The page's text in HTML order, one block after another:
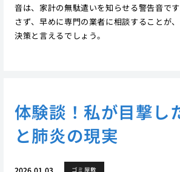
音は、家計の無駄遣いを知らせる警告音で
さず、早めに専門の業者に相談することが
決策と言えるでしょう。
体験談！私が目撃し
と肺炎の現実
2026.01.03 ゴミ屋敷